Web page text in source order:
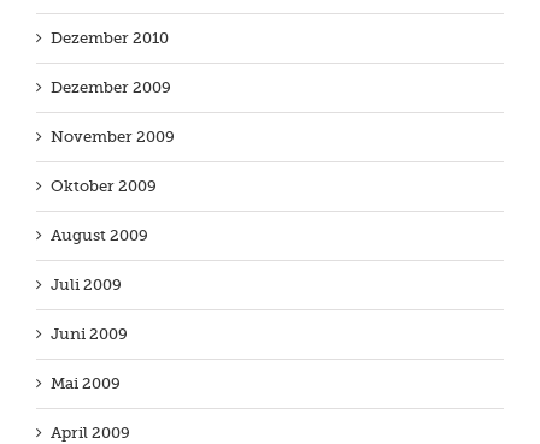
Dezember 2010
Dezember 2009
November 2009
Oktober 2009
August 2009
Juli 2009
Juni 2009
Mai 2009
April 2009